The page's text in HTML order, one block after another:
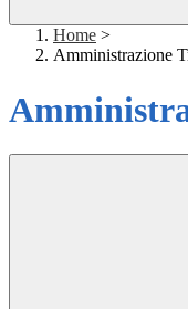
Home >
Amministrazione